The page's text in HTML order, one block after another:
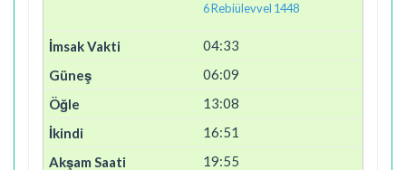
6 Rebiülevvel 1448
04:33
06:09
13:08
16:51
19:55